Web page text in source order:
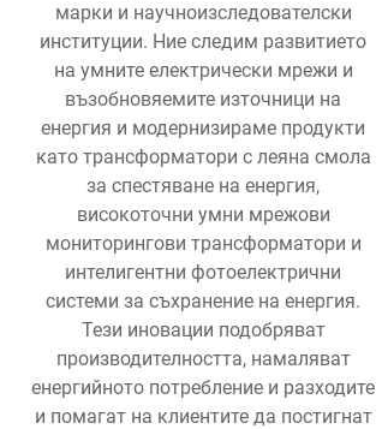
марки и научноизследователски
институции. Ние следим развитието
на умните електрически мрежи и
възобновяемите източници на
енергия и модернизираме продукти
като трансформатори с леяна смола
за спестяване на енергия,
високоточни умни мрежови
мониторингови трансформатори и
интелигентни фотоелектрични
системи за съхранение на енергия.
Тези иновации подобряват
производителността, намаляват
енергийното потребление и разходите
и помагат на клиентите да постигнат